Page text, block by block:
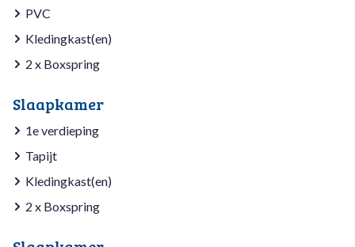
PVC
Kledingkast(en)
2 x Boxspring
Slaapkamer
1e verdieping
Tapijt
Kledingkast(en)
2 x Boxspring